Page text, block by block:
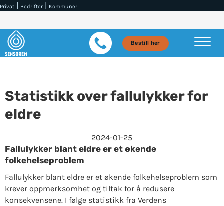
Privat | Bedrifter | Kommuner
Bestill her
Statistikk over fallulykker for
eldre
2024-01-25
Fallulykker blant eldre er et økende
folkehelseproblem
Fallulykker blant eldre er et økende folkehelseproblem som
krever oppmerksomhet og tiltak for å redusere
konsekvensene. I følge statistikk fra Verdens